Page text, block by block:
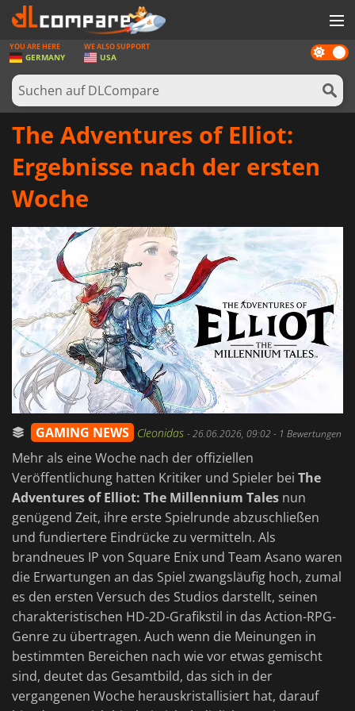
SPIELE
SPIEL KARTEN
SOFTWARE
HARDWARE
ANMELDEN ODER REGISTRIEREN
Dark
mode
YOU ARE HERE
GERMANY
WE ALSO SUPPORT
USA
The Adventures of Elliot:
Ergebnisse nach der ersten
Woche
GAMING NEWS Cleonidas -26.06.2026, 09:02 - 1 Bewertungen
Mehr als eine Woche nach der offiziellen
Veröffentlichung hatten Kritiker und Spieler bei The
Adventures of Elliot: The Millennium Tales nun
genügend Zeit, ihre erste Spielrunde abzuschließen
und fundiertere Eindrücke zu vermitteln. Als
brandneues IP von Square Enix und Team Asano waren
die Erwartungen an das Spiel zwangsläufig hoch, zumal
es den ersten Versuch des Studios darstellt, seinen
charakteristischen HD-2D-Grafikstil in das Action-RPG-
Genre zu übertragen. Auch wenn die Meinungen in
bestimmten Bereichen nach wie vor etwas gemischt
sind, deutet das Gesamtbild, das sich in der
vergangenen Woche herauskristallisiert hat, darauf